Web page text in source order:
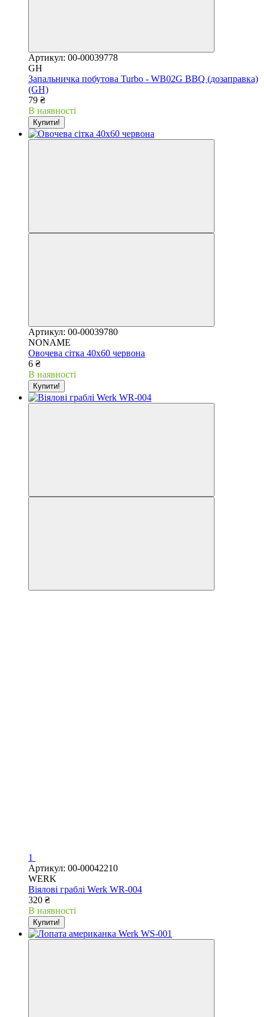
Артикул: 00-00039778
GH
Запальничка побутова Turbo - WB02G BBQ (дозаправка)
(GH)
79 ₴
В наявності
Купити!
Артикул: 00-00039780
NONAME
Овочева сітка 40х60 червона
6 ₴
В наявності
Купити!
1
Артикул: 00-00042210
WERK
Віялові граблі Werk WR-004
320 ₴
В наявності
Купити!